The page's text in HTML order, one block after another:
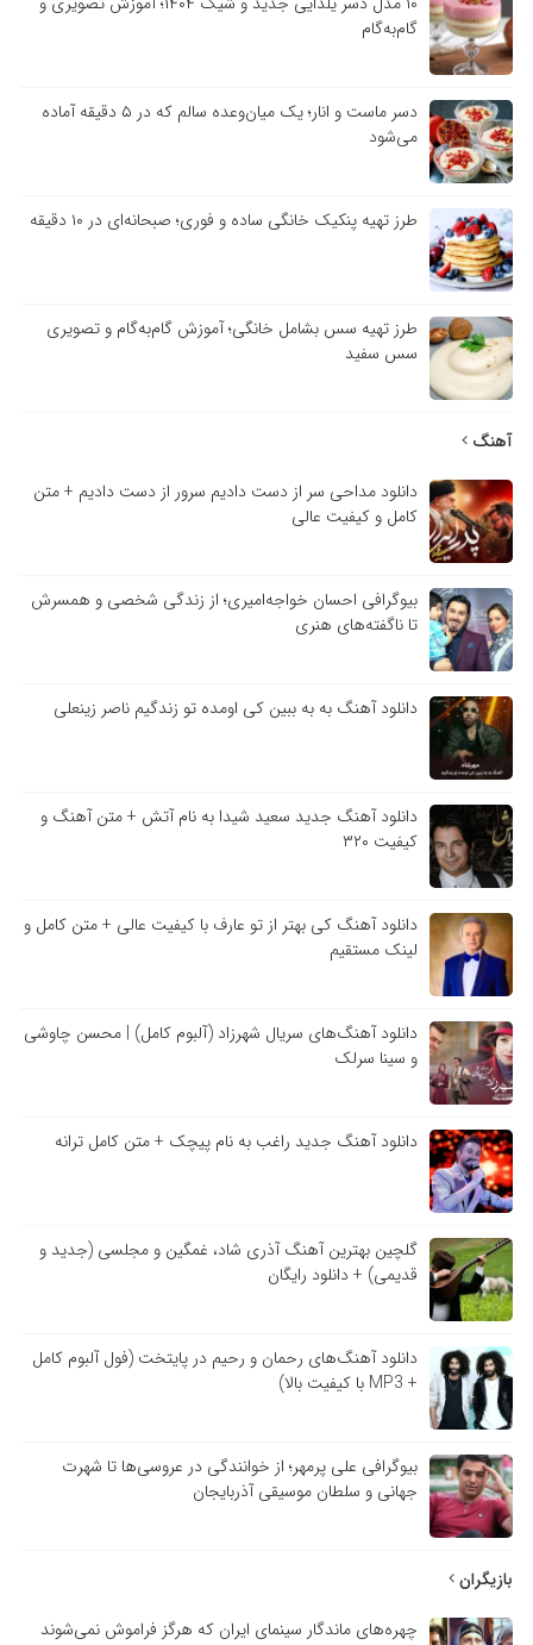
گام‌به‌گام
دسر ماست و انار؛ یک میان‌وعده سالم که در ۵ دقیقه آماده
می‌شود
طرز تهیه پنکیک خانگی ساده و فوری؛ صبحانه‌ای در ۱۰ دقیقه
طرز تهیه سس بشامل خانگی؛ آموزش گام‌به‌گام و تصویری
سس سفید
آهنگ
دانلود مداحی سر از دست دادیم سرور از دست دادیم + متن
کامل و کیفیت عالی
بیوگرافی احسان خواجه‌امیری؛ از زندگی شخصی و همسرش
تا ناگفته‌های هنری
دانلود آهنگ به به ببین کی اومده تو زندگیم ناصر زینعلی
دانلود آهنگ جدید سعید شیدا به نام آتش + متن آهنگ و
کیفیت ۳۲۰
دانلود آهنگ کی بهتر از تو عارف با کیفیت عالی + متن کامل و
لینک مستقیم
دانلود آهنگ‌های سریال شهرزاد (آلبوم کامل) | محسن چاوشی
و سینا سرلک
دانلود آهنگ جدید راغب به نام پیچک + متن کامل ترانه
گلچین بهترین آهنگ آذری شاد، غمگین و مجلسی (جدید و
قدیمی) + دانلود رایگان
دانلود آهنگ‌های رحمان و رحیم در پایتخت (فول آلبوم کامل
+ MP3 با کیفیت بالا)
بیوگرافی علی پرمهر؛ از خوانندگی در عروسی‌ها تا شهرت
جهانی و سلطان موسیقی آذربایجان
بازیگران
چهره‌های ماندگار سینمای ایران که هرگز فراموش نمی‌شوند